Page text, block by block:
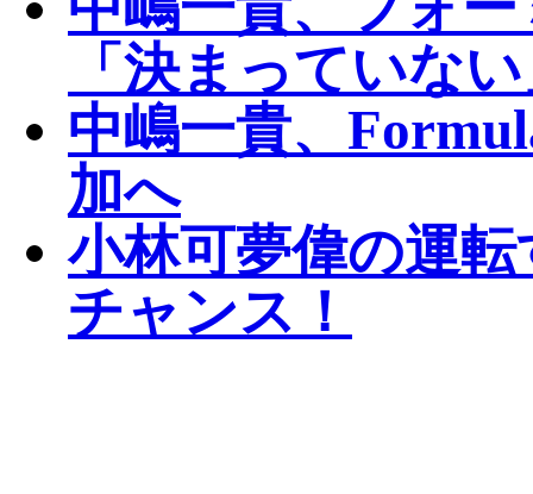
「決まっていな
中嶋一貴、
加へ
小林可夢偉の運
チャンス！